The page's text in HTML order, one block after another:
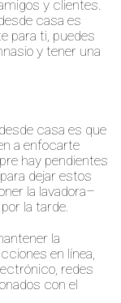
y clientes.
casa es
para ti, puedes
y tener una
casa es que
a enfocarte
hay pendientes
dejar estos
la lavadora–
la tarde.
la
en línea,
redes
con el